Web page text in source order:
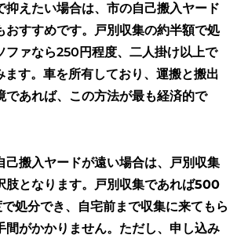
抑えたい場合は、市の自己搬入ヤード
おすすめです。戸別収集の約半額で処
ファなら250円程度、二人掛け以上で
す。車を所有しており、運搬と搬出
であれば、この方法が最も経済的で
己搬入ヤードが遠い場合は、戸別収集
となります。
戸別収集であれば500
処分でき、自宅前まで収集に来てもら
間がかかりません。ただし、申し込み